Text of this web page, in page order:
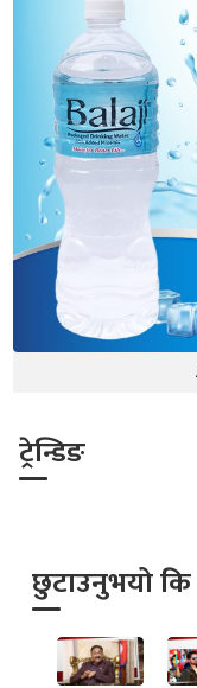
ट्रेन्डिङ
छुटाउनुभयो कि